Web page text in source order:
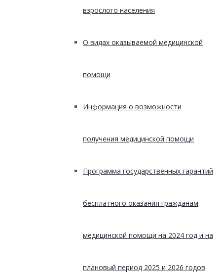
взрослого населения
О видах оказываемой медицинской
помощи
Информация о возможности
получения медицинской помощи
Программа государственных гарантий
бесплатного оказания гражданам
медицинской помощи на 2024 год и на
плановый период 2025 и 2026 годов